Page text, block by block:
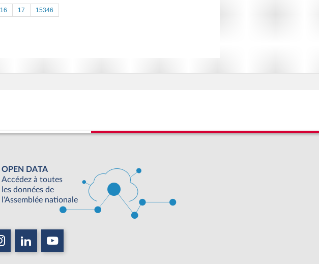
16 17
15346
OPEN DATA
Accédez à toutes
les données de
l'Assemblée nationale